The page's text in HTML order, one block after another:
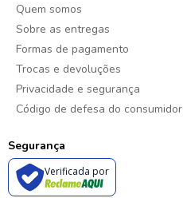
Quem somos
Sobre as entregas
Formas de pagamento
Trocas e devoluções
Privacidade e segurança
Código de defesa do consumidor
Segurança
Verificada por